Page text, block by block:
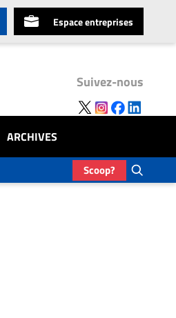
Espace entreprises
Suivez-nous
ARCHIVES
Scoop?